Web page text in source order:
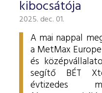
kibocsátója
2025. dec. 01.
A mai nappal
a MetMax
és
segítő BÉT
évtizedes